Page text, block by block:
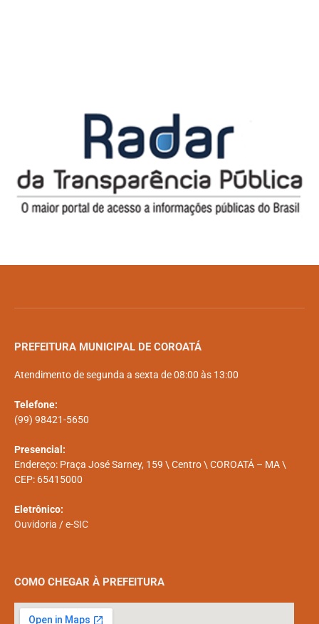
PREFEITURA MUNICIPAL DE COROATÁ
Atendimento de segunda a sexta de 08:00 às 13:00
Telefone:
(99) 98421-5650
Presencial:
Endereço: Praça José Sarney, 159 \ Centro \ COROATÁ – MA \
CEP: 65415000
Eletrônico:
Ouvidoria /e-SIC
COMO CHEGAR À PREFEITURA